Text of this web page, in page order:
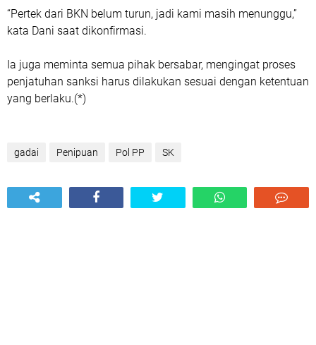
“Pertek dari BKN belum turun, jadi kami masih menunggu,”
kata Dani saat dikonfirmasi.
Ia juga meminta semua pihak bersabar, mengingat proses
penjatuhan sanksi harus dilakukan sesuai dengan ketentuan
yang berlaku.(*)
gadai Penipuan Pol PP SK